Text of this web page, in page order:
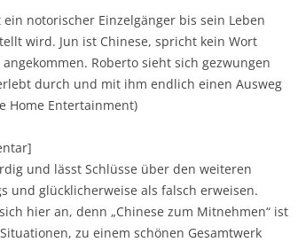
notorischer Einzelgänger bis sein Leben
wird. Jun ist Chinese, spricht kein Wort
Roberto sieht sich gezwungen
durch und mit ihm endlich einen Ausweg
Home Entertainment)
und lässt Schlüsse über den weiteren
und glücklicherweise als falsch erweisen.
hier an, denn „Chinese zum Mitnehmen“ ist
zu einem schönen Gesamtwerk